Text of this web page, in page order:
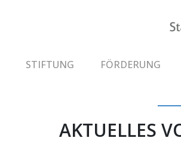
STIFTUNG FÖRDERUNG
AKTUELLES